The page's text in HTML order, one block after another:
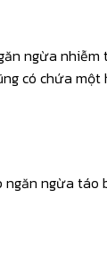
ngừa
có chứa
ngừa